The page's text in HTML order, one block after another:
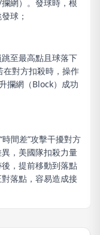
網）。發球時，根
球；
至最高點且球落下
對方扣殺時，操作
攔網（Block）成功
間差”攻擊干擾對方
，美國隊扣殺力量
，提前移動到落點
落點，容易造成接